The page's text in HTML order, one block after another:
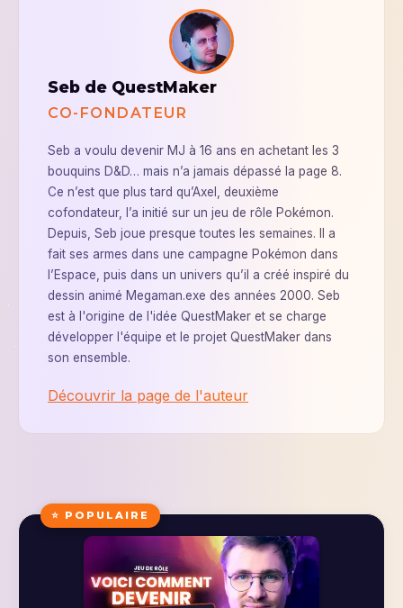
Seb de QuestMaker
CO-FONDATEUR
Seb a voulu devenir MJ à 16 ans en achetant les 3
bouquins D&D… mais n’a jamais dépassé la page 8.
Ce n’est que plus tard qu’Axel, deuxième
cofondateur, l’a initié sur un jeu de rôle Pokémon.
Depuis, Seb joue presque toutes les semaines. Il a
fait ses armes dans une campagne Pokémon dans
l’Espace, puis dans un univers qu’il a créé inspiré du
dessin animé Megaman.exe des années 2000. Seb
est à l'origine de l'idée QuestMaker et se charge
développer l'équipe et le projet QuestMaker dans
son ensemble.
Découvrir la page de l'auteur
⭐ POPULAIRE